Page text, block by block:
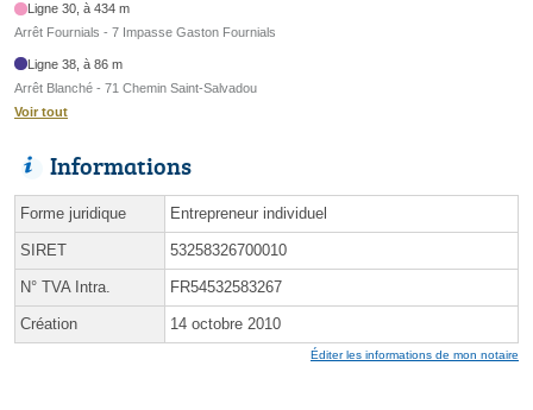
Ligne 30, à 434 m
Arrêt Fournials - 7 Impasse Gaston Fournials
Ligne 38, à 86 m
Arrêt Blanché - 71 Chemin Saint-Salvadou
Voir tout
Informations
Forme juridique Entrepreneur individuel
SIRET 53258326700010
N° TVA Intra. FR54532583267
Création 14 octobre 2010
Éditer les informations de mon notaire